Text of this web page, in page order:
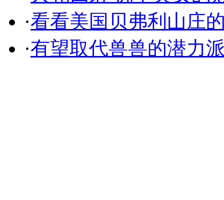
·看看美国贝弗利山庄
·有望取代兽兽的潜力